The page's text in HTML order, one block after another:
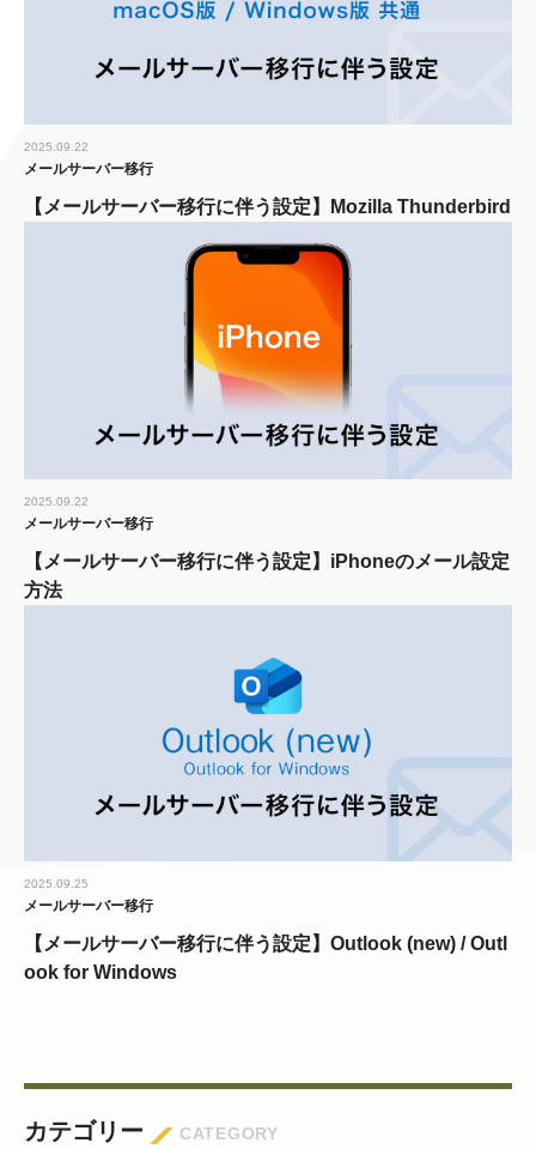
2025.09.22
メールサーバー移行
【メールサーバー移行に伴う設定】Mozilla Thunderbird
2025.09.22
メールサーバー移行
【メールサーバー移行に伴う設定】iPhoneのメール設定
方法
2025.09.25
メールサーバー移行
【メールサーバー移行に伴う設定】Outlook (new) / Outl
ook for Windows
カテゴリー CATEGORY